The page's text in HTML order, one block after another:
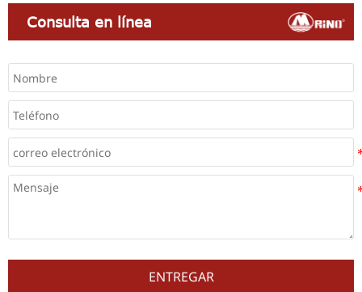
Consulta en línea
ENTREGAR